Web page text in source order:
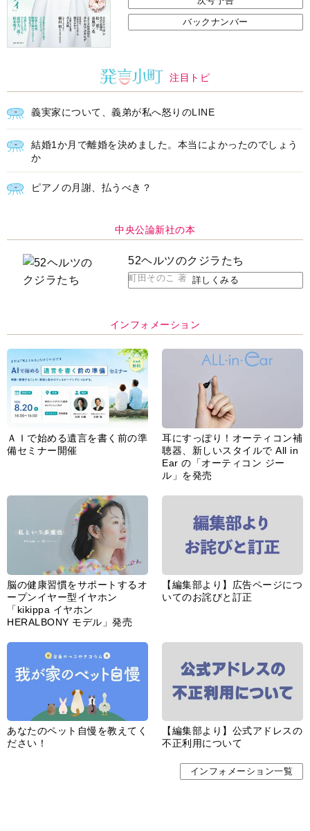
義実家について、義弟が私へ怒りのLINE
結婚1か月で離婚を決めました。本当によかったのでしょう
ピアノの月謝、払うべき？
中央公論新社の本
52ヘルツのクジラたち
町田そのこ 著
インフォメーション
ＡＩで始める遺言を書く前の準
備セミナー開催
耳にすっぽり！オーティコン補
聴器、新しいスタイルで All in
Ear の「オーティコン ジー
ル」を発売
脳の健康習慣をサポートするオ
ープンイヤー型イヤホン
「kikippa イヤホン
HERALBONY モデル」発売
【編集部より】広告ページにつ
あなたのペット自慢を教えてく
ださい！
【編集部より】公式アドレスの
インフォメーション一覧